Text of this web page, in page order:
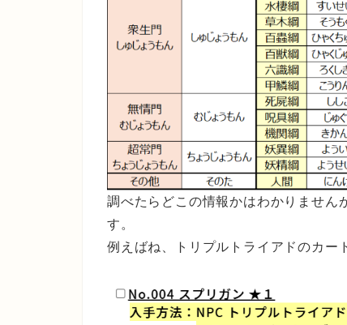
調べたらどこの情報かはわかりません
す。
例えばね、トリプルトライアドのカー